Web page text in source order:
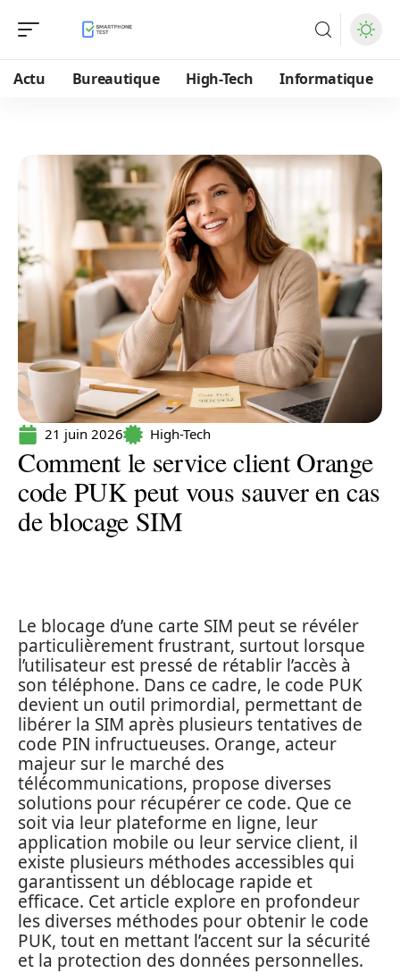
Actu Bureautique High-Tech Informatique
21 juin 2026 High-Tech
Comment le service client Orange
code PUK peut vous sauver en cas
de blocage SIM
Le blocage d’une carte SIM peut se révéler
particulièrement frustrant, surtout lorsque
l’utilisateur est pressé de rétablir l’accès à
son téléphone. Dans ce cadre, le code PUK
devient un outil primordial, permettant de
libérer la SIM après plusieurs tentatives de
code PIN infructueuses. Orange, acteur
majeur sur le marché des
télécommunications, propose diverses
solutions pour récupérer ce code. Que ce
soit via leur plateforme en ligne, leur
application mobile ou leur service client, il
existe plusieurs méthodes accessibles qui
garantissent un déblocage rapide et
efficace. Cet article explore en profondeur
les diverses méthodes pour obtenir le code
PUK, tout en mettant l’accent sur la sécurité
et la protection des données personnelles.